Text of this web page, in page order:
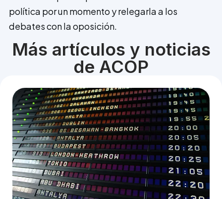
política por un momento y relegarla a los
debates con la oposición.
Más artículos y noticias
de ACOP